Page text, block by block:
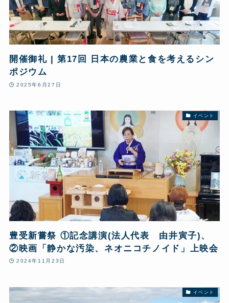
開催御礼 | 第17回 日本の農業と食を考えるシン
ポジウム
2025年6月27日
イベント
豊受新嘗祭 ①記念講演(法人代表 由井寅子)、
②映画「静かな汚染、ネオニコチノイド」上映会
2024年11月23日
イベント